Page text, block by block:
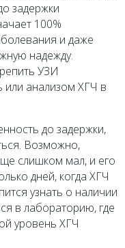
задержки
100%
и даже
надежду.
УЗИ
или анализом ХГЧ в
до задержки,
Возможно,
слишком мал, и его
дней, когда ХГЧ
узнать о наличии
в лабораторию, где
уровень ХГЧ